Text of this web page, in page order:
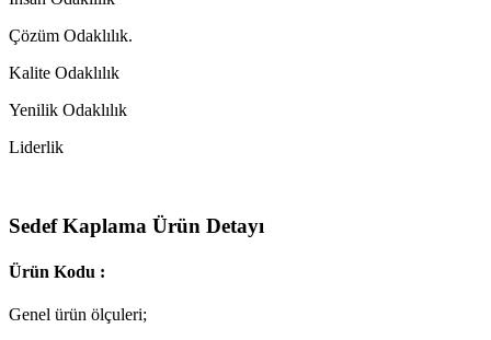
Çözüm Odaklılık.
Kalite Odaklılık
Yenilik Odaklılık
Liderlik
Sedef Kaplama Ürün Detayı
Ürün Kodu :
Genel ürün ölçuleri;